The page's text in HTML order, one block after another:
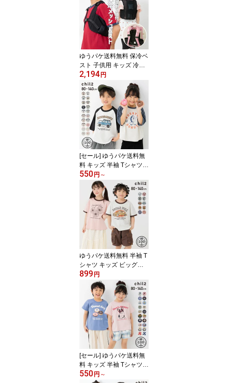
り chil2 チルツー 夏服 お
祭り イベント リンクコ
ーデ 90 100 110 120 13
0cm [M便 1/1]
ゆうパケ送料無料 保冷ベ
スト 子供用 キッズ 冷却
メッシュ 男の子 女の子
無地 保冷剤ベスト 小学
生 熱中症対策グッズ 猛
暑対策グッズ 軽量 ひん
やり スクールアイテム
通学 アウトドア 夏 S M L
[M便 1/1]
2,194 円
[セール] ゆうパケ送料無
料 キッズ 半袖 Tシャツ
ラグラン ビッグシルエッ
ト ワイド 子供服 ベビー
服 プリント 男の子 女の
子 天竺 トップス イラス
ト chil2 チルツー 夏服 80
90 100 110 120 130 140
cm [M便 1/2]
550 円 ～
ゆうパケ送料無料 半袖 T
シャツ キッズ ビッグシ
ルエット ワイド リンガ
ー 子供服 ベビー服 男の
子 女の子 プリント 天竺
綿100％ トップス イラス
ト 柄バリ 配色 chil2 チル
ツー 夏 80 90 100 110 1
20 130 140cm [M便 1/2]
899 円
[セール] ゆうパケ送料無
料 キッズ 半袖 Tシャツ
男の子 女の子 子供服 ベ
550 円 ～